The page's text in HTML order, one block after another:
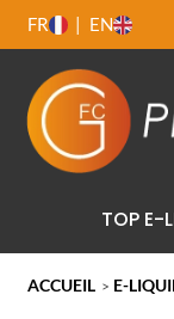
FR EN
TOP E-
ACCUEIL > E-